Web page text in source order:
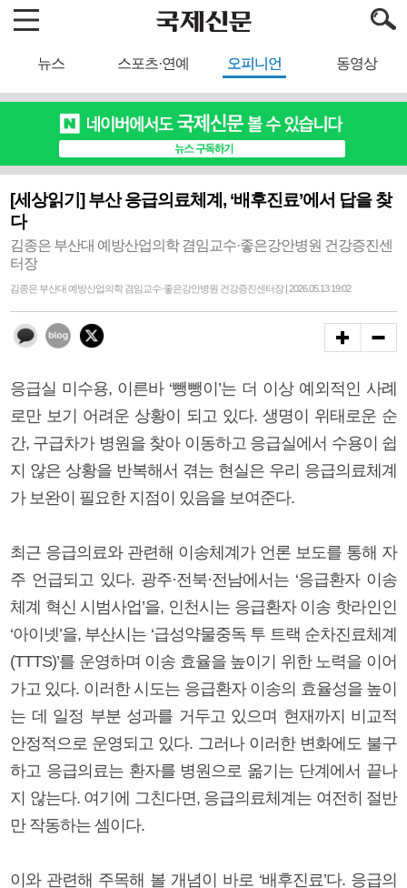
뉴스 스포츠·연예 오피니언 동영상
[세상읽기] 부산 응급의료체계, ‘배후진료’에서 답을 찾
다
김종은 부산대 예방산업의학 겸임교수·좋은강안병원 건강증진센
터장
김종은 부산대 예방산업의학 겸임교수·좋은강안병원 건강증진센터장 | 2026.05.13 19:02
응급실 미수용, 이른바 ‘뺑뺑이’는 더 이상 예외적인 사례
로만 보기 어려운 상황이 되고 있다. 생명이 위태로운 순
간, 구급차가 병원을 찾아 이동하고 응급실에서 수용이 쉽
지 않은 상황을 반복해서 겪는 현실은 우리 응급의료체계
가 보완이 필요한 지점이 있음을 보여준다.
최근 응급의료와 관련해 이송체계가 언론 보도를 통해 자
주 언급되고 있다. 광주·전북·전남에서는 ‘응급환자 이송
체계 혁신 시범사업’을, 인천시는 응급환자 이송 핫라인인
‘아이넷’을, 부산시는 ‘급성약물중독 투 트랙 순차진료체계
(TTTS)’를 운영하며 이송 효율을 높이기 위한 노력을 이어
가고 있다. 이러한 시도는 응급환자 이송의 효율성을 높이
는 데 일정 부분 성과를 거두고 있으며 현재까지 비교적
안정적으로 운영되고 있다. 그러나 이러한 변화에도 불구
하고 응급의료는 환자를 병원으로 옮기는 단계에서 끝나
지 않는다. 여기에 그친다면, 응급의료체계는 여전히 절반
만 작동하는 셈이다.
이와 관련해 주목해 볼 개념이 바로 ‘배후진료’다. 응급의